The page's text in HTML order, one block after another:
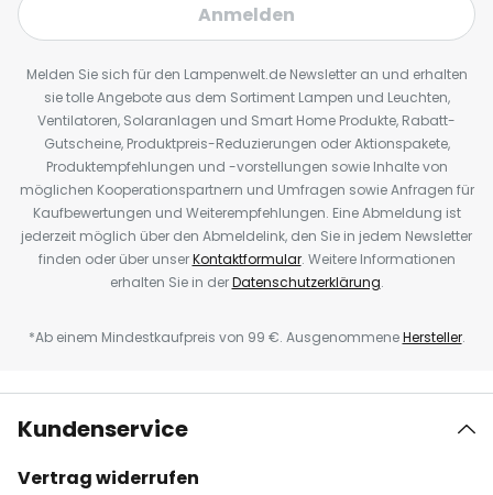
Anmelden
Melden Sie sich für den Lampenwelt.de Newsletter an und erhalten
sie tolle Angebote aus dem Sortiment Lampen und Leuchten,
Ventilatoren, Solaranlagen und Smart Home Produkte, Rabatt-
Gutscheine, Produktpreis-Reduzierungen oder Aktionspakete,
Produktempfehlungen und -vorstellungen sowie Inhalte von
möglichen Kooperationspartnern und Umfragen sowie Anfragen für
Kaufbewertungen und Weiterempfehlungen. Eine Abmeldung ist
jederzeit möglich über den Abmeldelink, den Sie in jedem Newsletter
finden oder über unserKontaktformular. Weitere Informationen
erhalten Sie in derDatenschutzerklärung.
*Ab einem Mindestkaufpreis von 99 €. AusgenommeneHersteller.
Kundenservice
Vertrag widerrufen